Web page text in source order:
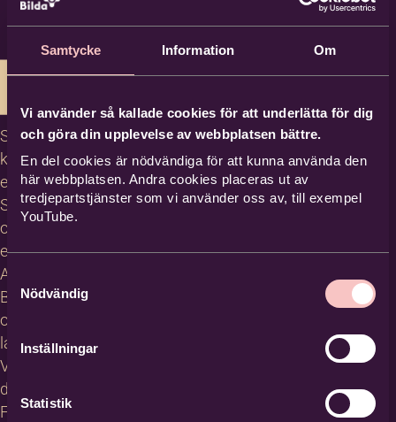
Samtycke Information Om
Vi använder så kallade cookies för att underlätta för dig
och göra din upplevelse av webbplatsen bättre.
En del cookies är nödvändiga för att kunna använda den
här webbplatsen. Andra cookies placeras ut av
tredjepartstjänster som vi använder oss av, till exempel
YouTube.
Samtyckesval
Nödvändig
Inställningar
Statistik
Studiecirklar,
kurser och
evenemang
Studiematerial
och
erbjudanden
About
Bilda in
other
languages
Villkor för
deltagare
För